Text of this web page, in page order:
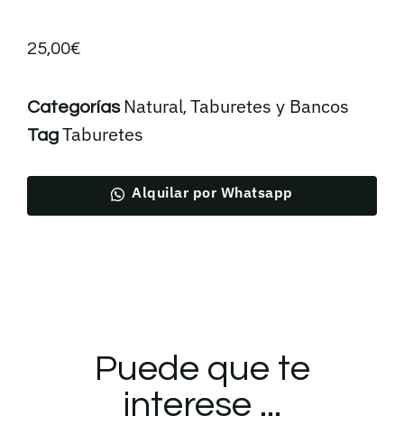
25,00€
Categorías Natural, Taburetes y Bancos
Tag Taburetes
Alquilar por Whatsapp
Puede que te
interese ...